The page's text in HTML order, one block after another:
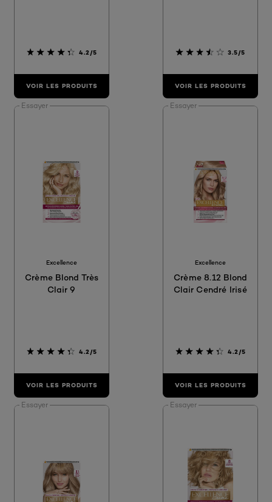
4.2/5
VOIR LES PRODUITS
3.5/5
VOIR LES PRODUITS
Essayer
Excellence
Crème Blond Très
Clair 9
4.2/5
VOIR LES PRODUITS
Essayer
Excellence
Crème 8.12 Blond
Clair Cendré Irisé
4.2/5
VOIR LES PRODUITS
Essayer Essayer